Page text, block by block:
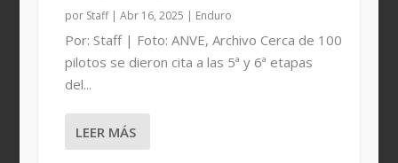
por Staff| Abr 16, 2025 | Enduro
Por: Staff | Foto: ANVE, Archivo Cerca de 100
pilotos se dieron cita a las 5ª y 6ª etapas
del...
LEER MÁS